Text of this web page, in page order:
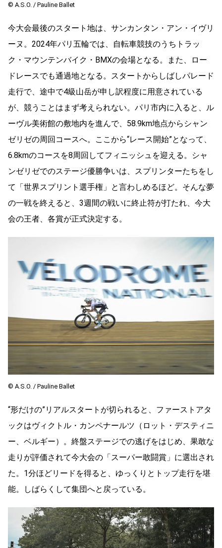
©︎ A.S.O. / Pauline Ballet
今大会最後のスタート地は、サンカンタン・アン・イヴリ
ーヌ。2024年パリ五輪では、自転車競技のうちトラッ
ク・マウンテンバイク・BMXの会場となる。また、ロー
ドレースでも通過地となる。スタートからしばしパレード
走行で、途中で4級山岳が申し訳程度に用意されている
が、競うことはまず考えられない。パリ市内に入ると、ル
ーヴル美術館の敷地内を進んで、58.9km地点からシャン
ゼリゼの周回コースへ。ここから“レース開始”となって、
6.8kmのコースを8周回してフィニッシュを迎える。シャ
ンゼリゼでのステージ優勝争いは、スプリンターたちをし
て「世界スプリント選手権」と言わしめるほど。そんな夢
の一戦を終えると、3週間の戦いに終止符が打たれ、今大
会の王者、各賞が正式決定する。
©︎ A.S.O. / Pauline Ballet
“形だけの”リアルスタートが切られると、ファーストアタ
ックはヴィクトル・カンペナールツ（ロット・デスティニ
ー、ベルギー）。終盤ステージでの逃げをはじめ、果敢な
走りが評価されて今大会の「スーパー敢闘賞」に選出され
た。1分ほどリードを得ると、ゆっくりとトップ走行を堪
能。しばらくして集団へと戻っている。